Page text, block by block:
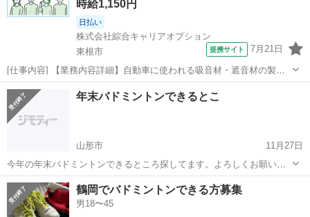
時給1,150円
日払い
株式会社綜合キャリアオプション
東根市
提携サイト 7月21日
[仕事内容] 【業務内容詳細】自動車に使われる吸音材・遮音材の製造
のお仕事です。 原則交替勤務ですが、 夜勤のみ、 日勤のみの相談も
可能。 重量物はほぼありません。 (1)マシンオペレーター材料を機械
へセット、 プレス加工加...
山形 工場
年末バドミントンできるとこ
山形市
11月27日
今年の年末バドミントンできるところ探してます。よろしくお願いし
ます。
山形 山形市 バドミントン
鶴岡でバドミントンできる方募集
男18〜45